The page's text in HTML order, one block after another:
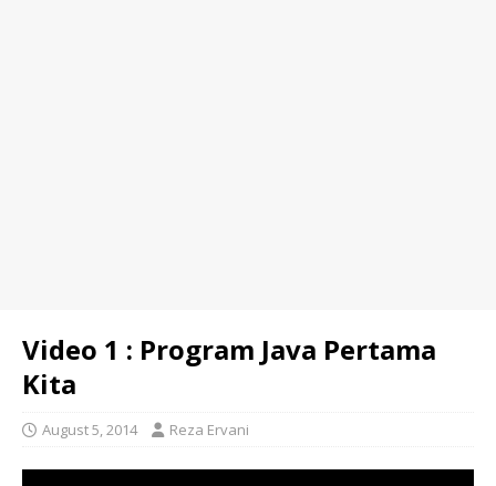
Video 1 : Program Java Pertama
Kita
August 5, 2014 Reza Ervani